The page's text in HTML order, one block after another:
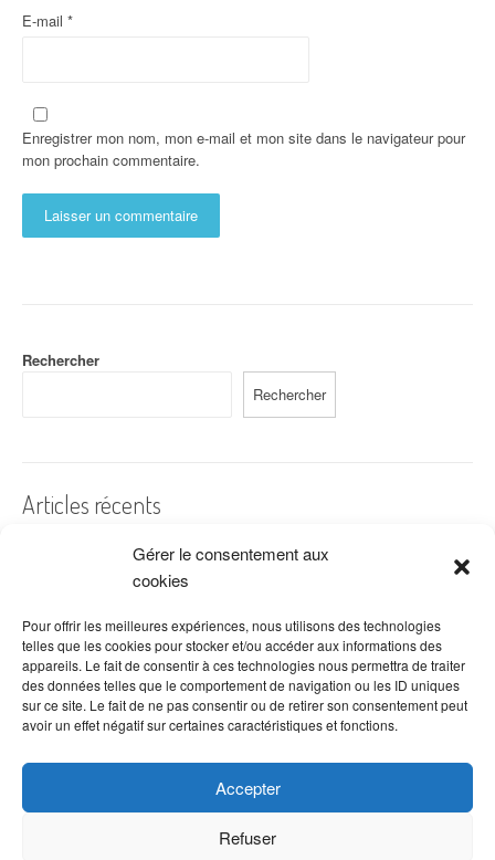
Gérer le consentement aux
cookies
Pour offrir les meilleures expériences, nous utilisons des technologies
telles que les cookies pour stocker et/ou accéder aux informations des
appareils. Le fait de consentir à ces technologies nous permettra de traiter
des données telles que le comportement de navigation ou les ID uniques
sur ce site. Le fait de ne pas consentir ou de retirer son consentement peut
avoir un effet négatif sur certaines caractéristiques et fonctions.
Accepter
Refuser
E-mail *
Enregistrer mon nom, mon e-mail et mon site dans le navigateur pour
mon prochain commentaire.
Rechercher
Rechercher
Articles récents
A quelles dates de l’année offre-t-on des fleurs ?
Les fleurs préférées des Français
Combien de fois arroser un cactus ?
Quelles fleurs offrir pour la fête des mères ?
Idées de décoration avec fleurs séchées